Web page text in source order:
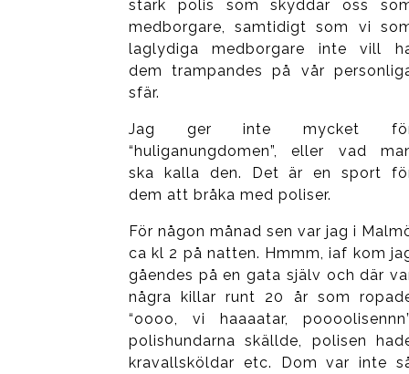
stark polis som skyddar oss
medborgare, samtidigt som vi
laglydiga medborgare inte vill
dem trampandes på vår
sfär.
Jag ger inte mycket
“huliganungdomen”, eller vad
ska kalla den. Det är en sport
dem att bråka med poliser.
För någon månad sen var jag i
ca kl 2 på natten. Hmmm, iaf kom
gåendes på en gata själv och där
några killar runt 20 år som
“oooo, vi haaaatar,
polishundarna skällde, polisen
kravallsköldar etc. Dom var inte